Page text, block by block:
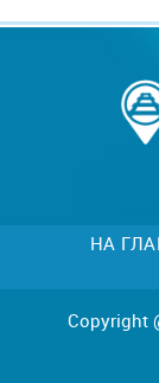
НА
Copyright